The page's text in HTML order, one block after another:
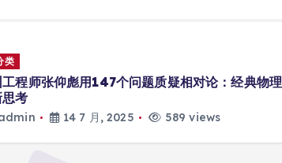
类
程师张仰彪用147个问题质疑相对论：经典物理
考
14 7 月, 2025 589 views